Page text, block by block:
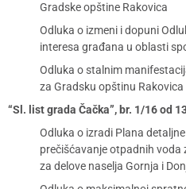
Gradske opštine Rakovica
Odluka o izmeni i dopuni
interesa građana u oblasti
Odluka o stalnim
za Gradsku opštinu Rakovica
“Sl. list grada Čačka”, br. 1/16 od
Odluka o izradi Plana
prečišćavanje otpadnih voda
za delove naselja Gornja i